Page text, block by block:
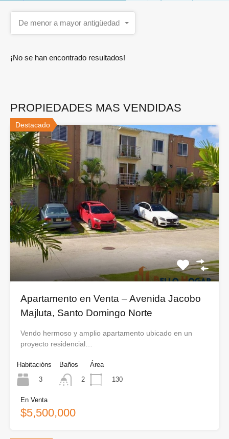
De menor a mayor antigüedad
¡No se han encontrado resultados!
PROPIEDADES MAS VENDIDAS
Destacado
Apartamento en Venta – Avenida Jacobo
Majluta, Santo Domingo Norte
Vendo hermoso y amplio apartamento ubicado en un
proyecto residencial…
Habitacións
3
Baños
2
Área
130
En Venta
$5,500,000